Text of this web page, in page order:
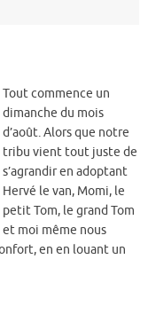
Tout commence un
dimanche du mois
d’août. Alors que notre
tribu vient tout juste de
s’agrandir en adoptant
Hervé le van, Momi, le
petit Tom, le grand Tom
et moi même nous
en en louant un